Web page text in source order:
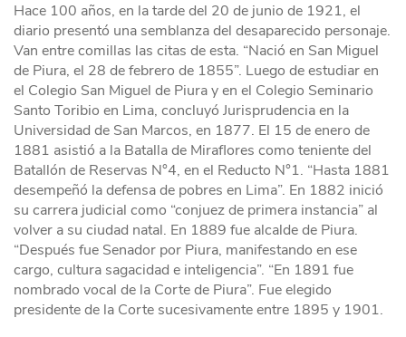
Hace 100 años, en la tarde del 20 de junio de 1921, el
diario presentó una semblanza del desaparecido personaje.
Van entre comillas las citas de esta. “Nació en San Miguel
de Piura, el 28 de febrero de 1855”. Luego de estudiar en
el Colegio San Miguel de Piura y en el Colegio Seminario
Santo Toribio en Lima, concluyó Jurisprudencia en la
Universidad de San Marcos, en 1877. El 15 de enero de
1881 asistió a la Batalla de Miraflores como teniente del
Batallón de Reservas N°4, en el Reducto N°1. “Hasta 1881
desempeñó la defensa de pobres en Lima”. En 1882 inició
su carrera judicial como “conjuez de primera instancia” al
volver a su ciudad natal. En 1889 fue alcalde de Piura.
“Después fue Senador por Piura, manifestando en ese
cargo, cultura sagacidad e inteligencia”. “En 1891 fue
nombrado vocal de la Corte de Piura”. Fue elegido
presidente de la Corte sucesivamente entre 1895 y 1901.